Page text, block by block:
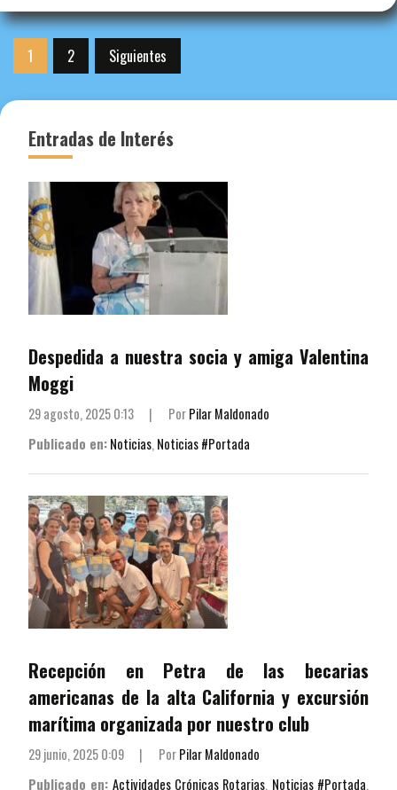
Paginación
1 2 Siguientes
Entradas de Interés
Despedida a nuestra socia y amiga Valentina
Moggi
29 agosto, 2025 0:13 | PorPilar Maldonado
Publicado en:Noticias, Noticias #Portada
Recepción en Petra de las becarias
americanas de la alta California y excursión
marítima organizada por nuestro club
29 junio, 2025 0:09 | PorPilar Maldonado
Publicado en: Actividades Crónicas Rotarias, Noticias #Portada,